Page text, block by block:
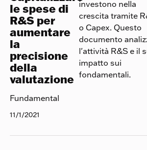
le spese di
R&S per
aumentare
la
precisione
della
valutazione
Fundamental
11/1/2021
investono nella
crescita tramite
o Capex. Questo
documento
l'attività R&S e il
impatto sui
fondamentali.